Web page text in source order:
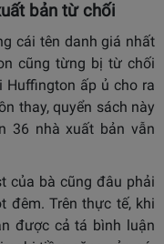
bản từ chối
cái tên danh giá nhất
cũng từng bị từ chối
Huffington ấp ủ cho ra
thay, quyển sách này
36 nhà xuất bản vẫn
của bà cũng đâu phải
đêm. Trên thực tế, khi
được cả tá bình luận